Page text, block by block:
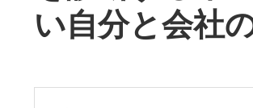
い自分と会社